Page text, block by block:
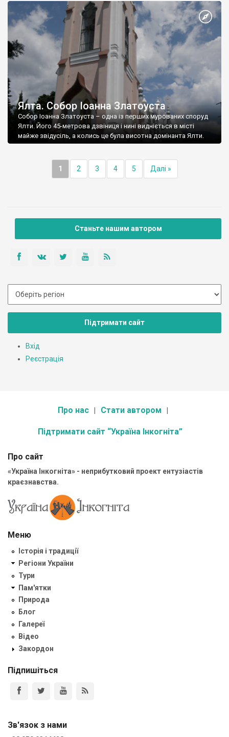
Ялта. Собор Іоанна Златоуста
Собор Іоанна Златоуста – одна із перших мурованих споруд
Ялти. Його 45-метрова дзвіниця і нині видніється в місті
майже звідусіль, а колись це була висотна домінанта Ялти.
1 2 3 4 5 Далі »
Станьте нашим автором
Підтримати сайт
Вхід
Реєстрація
Про нас Стати автором
Підтримати сайт “Україна Інкогніта”
Про сайт
«Україна Інкогніта» - неприбутковий проект ентузіастів
краєзнавства.
Меню
Історія і традиції
Регіони України
Тури
Пам'ятки
Природа
Блог
Галереї
Відео
Закордон
Підпишіться
Зв'язок з нами